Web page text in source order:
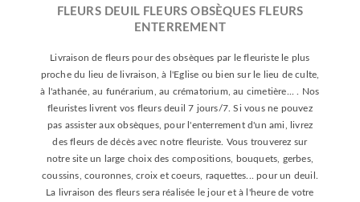
FLEURS DEUIL FLEURS OBSÈQUES FLEURS
ENTERREMENT
Livraison de fleurs pour des obsèques par le fleuriste le plus
proche du lieu de livraison, à l'Eglise ou bien sur le lieu de culte,
à l'athanée, au funérarium, au crématorium, au cimetière... . Nos
fleuristes livrent vos fleurs deuil 7 jours/7. Si vous ne pouvez
pas assister aux obsèques, pour l'enterrement d'un ami, livrez
des fleurs de décès avec notre fleuriste. Vous trouverez sur
notre site un large choix des compositions, bouquets, gerbes,
coussins, couronnes, croix et coeurs, raquettes... pour un deuil.
La livraison des fleurs sera réalisée le jour et à l'heure de votre